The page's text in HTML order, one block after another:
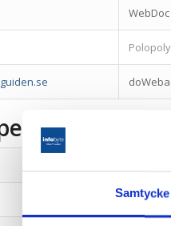
Samtycke
WebDoc
Polopoly
sajt, fördelat
58